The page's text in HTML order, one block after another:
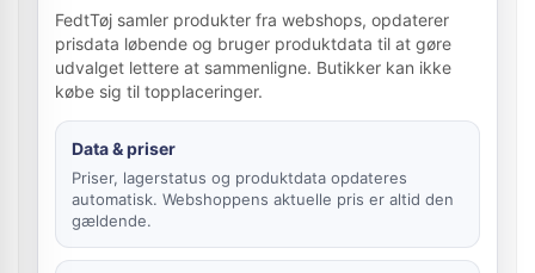
FedtTøj samler produkter fra webshops, opdaterer
prisdata løbende og bruger produktdata til at gøre
udvalget lettere at sammenligne. Butikker kan ikke
købe sig til topplaceringer.
Data & priser
Priser, lagerstatus og produktdata opdateres
automatisk. Webshoppens aktuelle pris er altid den
gældende.